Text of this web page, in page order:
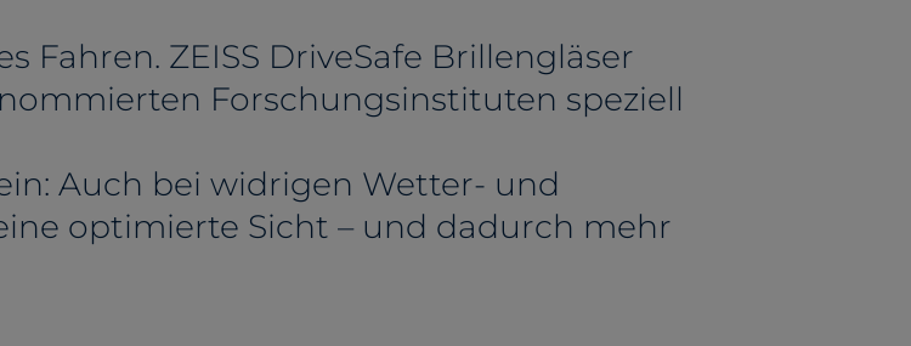
Fahren. ZEISS DriveSafe Brillengläser
Forschungsinstituten speziell
Auch bei widrigen Wetter- und
optimierte Sicht – und dadurch mehr